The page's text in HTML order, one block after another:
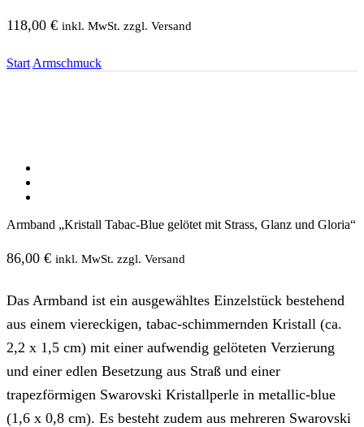
118,00 € inkl. MwSt. zzgl. Versand
Start Armschmuck
Armband „Kristall Tabac-Blue gelötet mit Strass, Glanz und Gloria“
86,00 € inkl. MwSt. zzgl. Versand
Das Armband ist ein ausgewähltes Einzelstück bestehend
aus einem viereckigen, tabac-schimmernden Kristall (ca.
2,2 x 1,5 cm) mit einer aufwendig gelöteten Verzierung
und einer edlen Besetzung aus Straß und einer
trapezförmigen Swarovski Kristallperle in metallic-blue
(1,6 x 0,8 cm). Es besteht zudem aus mehreren Swarovski